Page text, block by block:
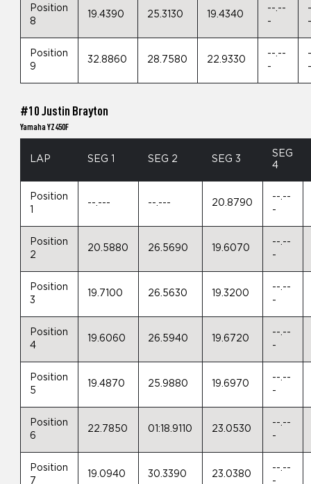
Position
8
19.4390 25.3130 19.4340
--.--
-
Position
9
32.8860 28.7580 22.9330
--.--
-
#10 Justin Brayton
Yamaha YZ450F
LAP SEG 1 SEG 2 SEG 3
SEG
4
Position
--.--- --.--- 20.8790
--.--
-
Position
2
20.5880 26.5690 19.6070
--.--
-
Position
3
19.7100 26.5630 19.3200
--.--
-
Position
4
19.6060 26.5940 19.6720
--.--
-
Position
5
19.4870 25.9880 19.6970
--.--
-
Position
6
22.7850 01:18.9110 23.0530
--.--
-
Position
7
19.0940 30.3390 23.0380
--.--
-